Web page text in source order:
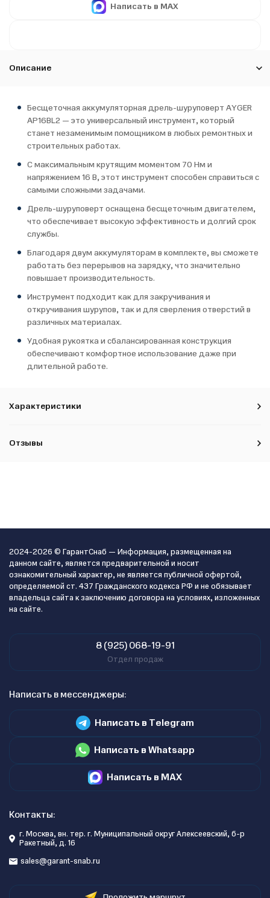
Написать в MAX
Описание
Бесщеточная аккумуляторная дрель-шуруповерт AYGER
AP16BL2 — это универсальный инструмент, который
станет незаменимым помощником в любых ремонтных и
строительных работах.
С максимальным крутящим моментом 70 Нм и
напряжением 16 В, этот инструмент способен справиться с
самыми сложными задачами.
Дрель-шуруповерт оснащена бесщеточным двигателем,
что обеспечивает высокую эффективность и долгий срок
службы.
Благодаря двум аккумуляторам в комплекте, вы сможете
работать без перерывов на зарядку, что значительно
повышает производительность.
Инструмент подходит как для закручивания и
откручивания шурупов, так и для сверления отверстий в
различных материалах.
Удобная рукоятка и сбалансированная конструкция
обеспечивают комфортное использование даже при
длительной работе.
Характеристики
Отзывы
2024-2026 © ГарантСнаб — Информация, размещенная на
данном сайте, является предварительной и носит
ознакомительный характер, не является публичной офертой,
определяемой ст. 437 Гражданского кодекса РФ и не обязывает
владельца сайта к заключению договора на условиях, изложенных
на сайте.
8 (925) 068-19-91
Отдел продаж
Написать в мессенджеры:
Написать в Telegram
Написать в Whatsapp
Написать в MAX
Контакты:
г. Москва, вн. тер. г. Муниципальный округ Алексеевский, б-р
Ракетный, д. 16
sales@garant-snab.ru